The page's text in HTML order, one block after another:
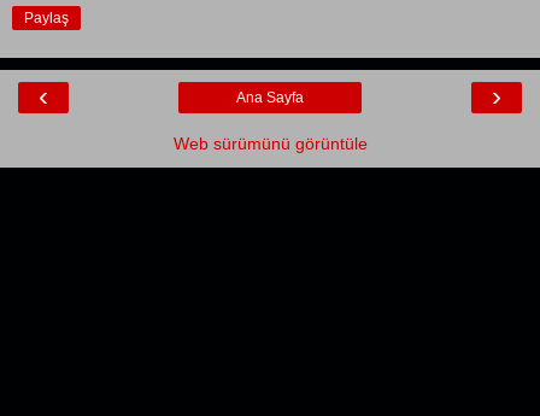
Paylaş
‹ ›
Ana Sayfa
Web sürümünü görüntüle